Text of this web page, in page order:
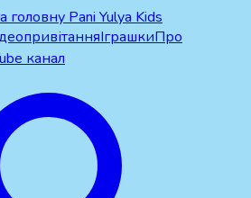
головну Pani Yulya Kids
ІграшкиПро
канал